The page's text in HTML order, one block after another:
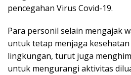
pencegahan Virus Covid-19.
Para personil selain mengajak
untuk tetap menjaga
lingkungan, turut juga
untuk mengurangi aktivitas